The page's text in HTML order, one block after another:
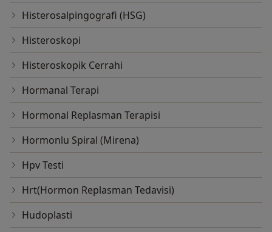
Histerosalpingografi (HSG)
Histeroskopi
Histeroskopik Cerrahi
Hormanal Terapi
Hormonal Replasman Terapisi
Hormonlu Spiral (Mirena)
Hpv Testi
Hrt(Hormon Replasman Tedavisi)
Hudoplasti